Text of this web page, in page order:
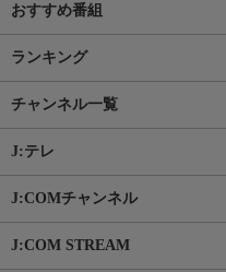
おすすめ番組
ランキング
チャンネル一覧
J:テレ
J:COMチャンネル
J:COM STREAM